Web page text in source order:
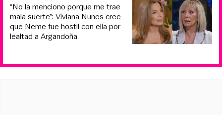
“No la menciono porque me trae
mala suerte”: Viviana Nunes cree
que Neme fue hostil con ella por
lealtad a Argandoña